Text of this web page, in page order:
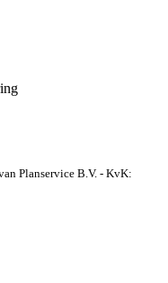
Planservice B.V. - KvK: